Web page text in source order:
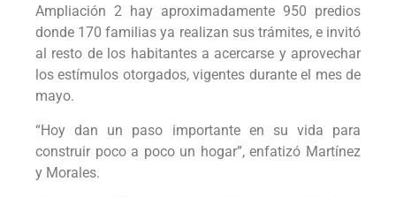
Ampliación 2 hay aproximadamente 950 predios
donde 170 familias ya realizan sus trámites, e invitó
al resto de los habitantes a acercarse y aprovechar
los estímulos otorgados, vigentes durante el mes de
mayo.
“Hoy dan un paso importante en su vida para
construir poco a poco un hogar”, enfatizó Martínez
y Morales.